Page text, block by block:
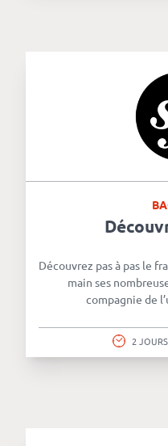
Découvrez pas à pas le
main ses
compagnie de
2 JOURS